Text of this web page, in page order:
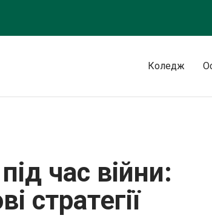
Коледж
час війни:
стратегії